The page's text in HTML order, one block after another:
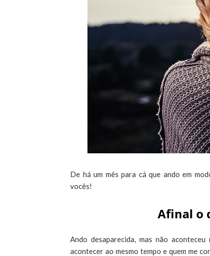
De há um mês para cá que ando em
vocês!
Afinal o
Ando desaparecida, mas não
acontecer ao mesmo tempo e quem me